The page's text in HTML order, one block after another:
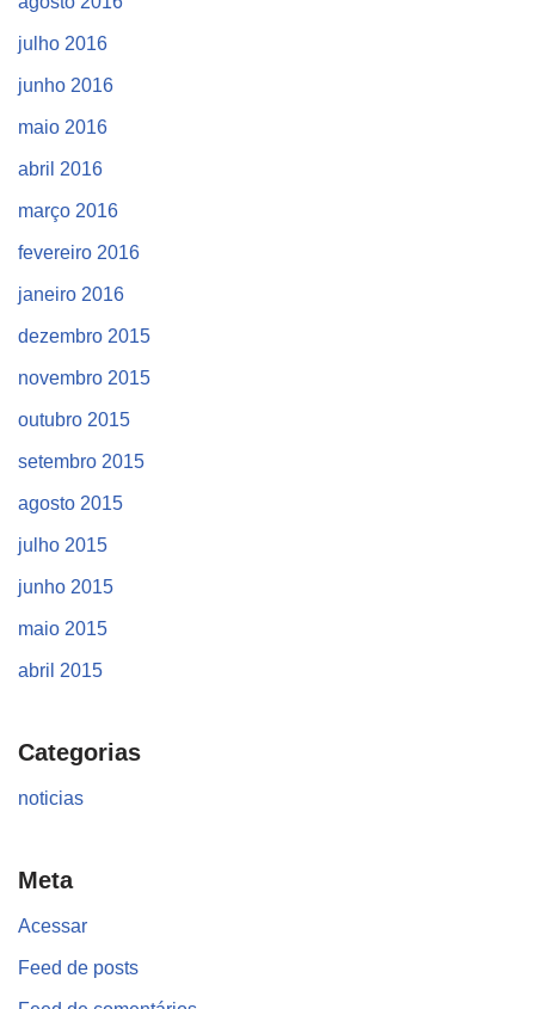
julho 2016
junho 2016
maio 2016
abril 2016
março 2016
fevereiro 2016
janeiro 2016
dezembro 2015
novembro 2015
outubro 2015
setembro 2015
agosto 2015
julho 2015
junho 2015
maio 2015
abril 2015
Categorias
noticias
Meta
Acessar
Feed de posts